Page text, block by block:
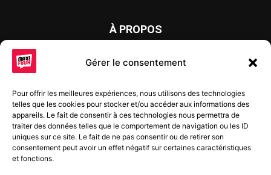
Gérer le consentement
Pour offrir les meilleures expériences, nous utilisons des technologies
telles que les cookies pour stocker et/ou accéder aux informations des
appareils. Le fait de consentir à ces technologies nous permettra de
traiter des données telles que le comportement de navigation ou les ID
uniques sur ce site. Le fait de ne pas consentir ou de retirer son
consentement peut avoir un effet négatif sur certaines caractéristiques
et fonctions.
À PROPOS
Maxi Flash est un journal d’informations locales distribué
chaque semaine sur trois éditions : en Alsace du Nord depuis
2022, et à Colmar, Vignoble et Plaine depuis 2023.
SUIVEZ-NOUS